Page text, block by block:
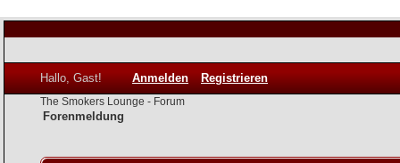
Hallo, Gast! Anmelden Registrieren
The Smokers Lounge - Forum
Forenmeldung